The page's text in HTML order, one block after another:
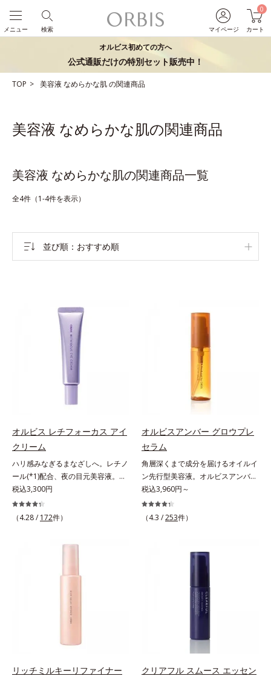
マイページ
0
カート
検索
メニュー
オルビス初めての方へ
公式通販だけの特別セット販売中！
TOP 美容液なめらかな肌の関連商品
美容液 なめらかな肌の関連商品
美容液 なめらかな肌の関連商品一覧
全4件（1-4件を表示）
並び順 おすすめ順
オルビス レチフォーカス アイ
クリーム
ハリ感みなぎるまなざしへ。レチノ
ール(*1)配合、夜の目元美容液。オ
ルビスの目元技術を結集し、ハリ感
みなぎるまなざしへ。レチノール
(*1)配合の目元美容液です。目元悩
び覚まします。ハリ膜がのび広が
り、肌表面にピン！としたハリ感を
与え、さらに疑似セラミド(*3)が角
層の隙間に浸透(*4)。夜のスキンケ
よる小ジワを目立たなくし、ハリ感
チノール配合＝保湿成分*2 パルミ
税込3,300円
（4.28 / 172件）
オルビスアンバー グロウプレ
セラム
角層深くまで成分を届けるオイルイ
ン先行型美容液。オルビスアンバー
は、いつも⾃然体で美しくありたい
と願う⼤⼈世代に寄り添うブランド
です。年齢印象研究に基づいた肌サ
手軽なお手入れで賢いケアを。ライ
フスタイルになじむ、若々しい印象
(*1)作りのサポートをします。オル
ビスアンバー グロウプレセラムオ
イルイン先⾏型美容液「オルビスア
ンバー グロウプレセラム」は、オ
肌をやわらかくしながら角層まで浸
透。ADセラミドミックスが肌をす
こやかに整え、うるおいを蓄える肌
税込3,960円～
（4.3 /253件）
リッチミルキーリファイナー
クリアフル スムース エッセン